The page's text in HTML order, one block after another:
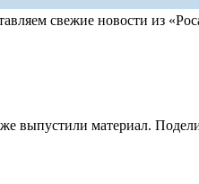
свежие новости из
выпустили материал.